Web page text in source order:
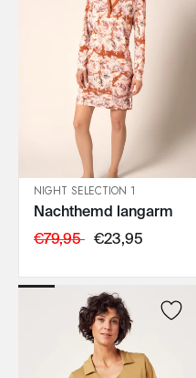
IN DEN WARENKORB
NIGHT SELECTION 1
Nachthemd langarm
€79,95 €23,95